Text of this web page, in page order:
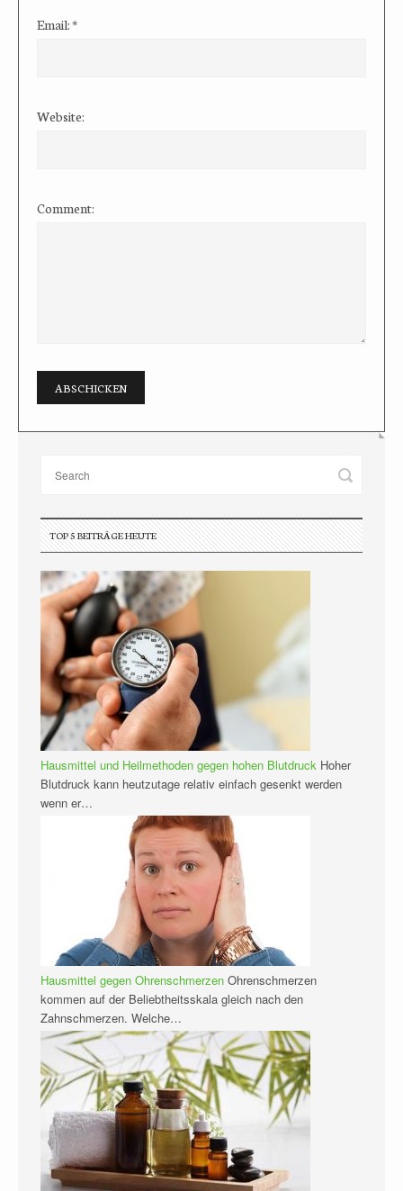
Email:*
Website:
Comment:
TOP 5 BEITRÄGE HEUTE
Hausmittel und Heilmethoden gegen hohen Blutdruck Hoher
Blutdruck kann heutzutage relativ einfach gesenkt werden
wenn er…
Hausmittel gegen Ohrenschmerzen Ohrenschmerzen
kommen auf der Beliebtheitsskala gleich nach den
Zahnschmerzen. Welche…